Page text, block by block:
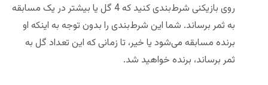
روی بازیکنی شرط‌‌بندی کنید که 4 گل یا بیشتر در یک مسابقه
به ثمر برساند. شما این شرط‌‌بندی را بدون توجه به اینکه او
برنده مسابقه می‌شود یا خیر، تا زمانی که این تعداد گل به
ثمر برساند، برنده خواهید شد.